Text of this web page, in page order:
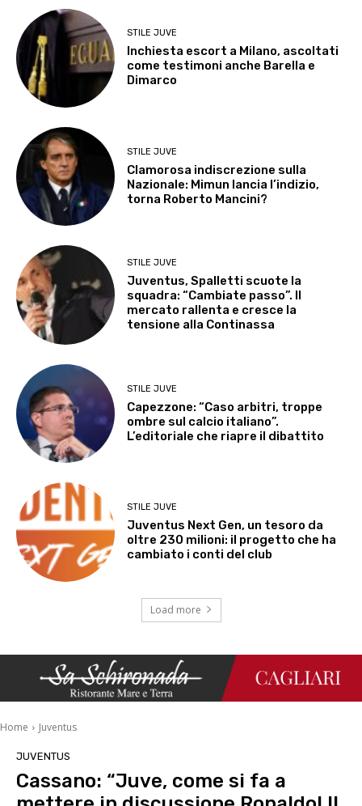
STILE JUVE
Inchiesta escort a Milano, ascoltati
come testimoni anche Barella e
Dimarco
STILE JUVE
Clamorosa indiscrezione sulla
Nazionale: Mimun lancia l’indizio,
torna Roberto Mancini?
STILE JUVE
Juventus, Spalletti scuote la
squadra: “Cambiate passo”. Il
mercato rallenta e cresce la
tensione alla Continassa
STILE JUVE
Capezzone: “Caso arbitri, troppe
ombre sul calcio italiano”.
L’editoriale che riapre il dibattito
STILE JUVE
Juventus Next Gen, un tesoro da
oltre 230 milioni: il progetto che ha
cambiato i conti del club
Load more